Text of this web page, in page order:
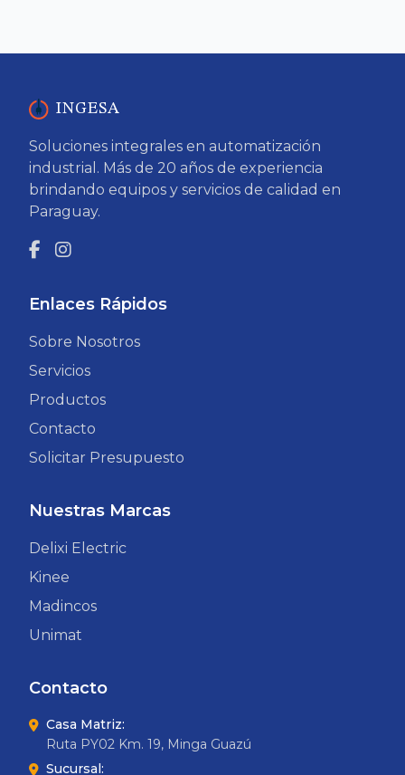
INGESA
Soluciones integrales en automatización
industrial. Más de 20 años de experiencia
brindando equipos y servicios de calidad en
Paraguay.
Enlaces Rápidos
Sobre Nosotros
Servicios
Productos
Contacto
Solicitar Presupuesto
Nuestras Marcas
Delixi Electric
Kinee
Madincos
Unimat
Contacto
Casa Matriz:
Ruta PY02 Km. 19, Minga Guazú
Sucursal: